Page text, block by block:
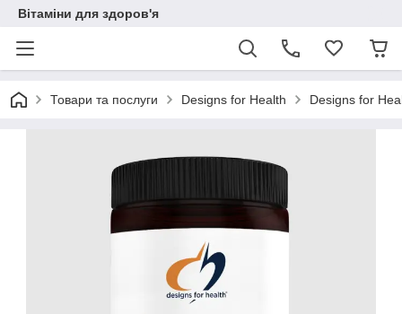
Вітаміни для здоров'я
Товари та послуги Designs for Health Designs for